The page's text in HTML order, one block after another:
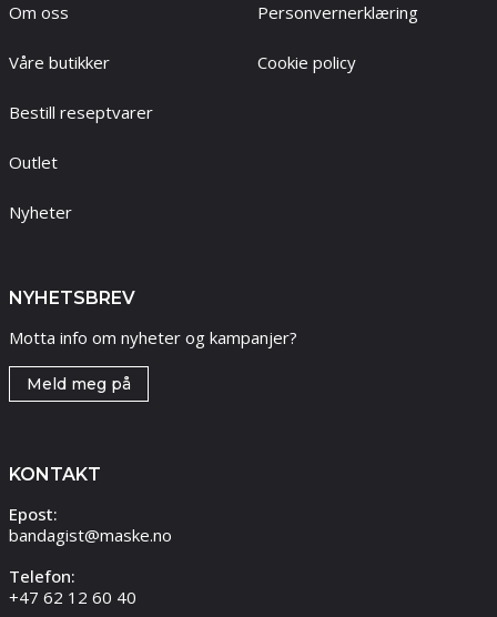
Om oss
Våre butikker
Bestill reseptvarer
Outlet
Nyheter
Personvernerklæring
Cookie policy
NYHETSBREV
Motta info om nyheter og kampanjer?
Meld meg på
KONTAKT
Epost:
bandagist@maske.no
Telefon:
+47 62 12 60 40